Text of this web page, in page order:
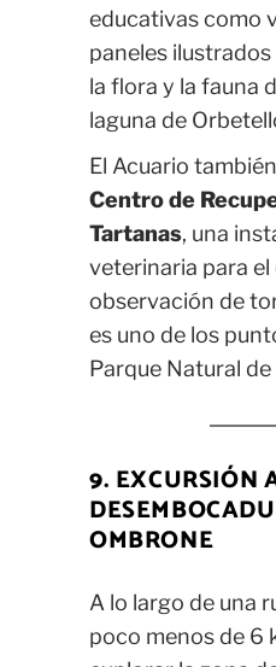
educativas como
paneles
la flora y la fauna
laguna de
El Acuario
Centro de
Tartanas, una
veterinaria para el
observación de
es uno de los
Parque Natural
9. EXCURSIÓN
OMBRONE
A lo largo de una
poco menos de 6